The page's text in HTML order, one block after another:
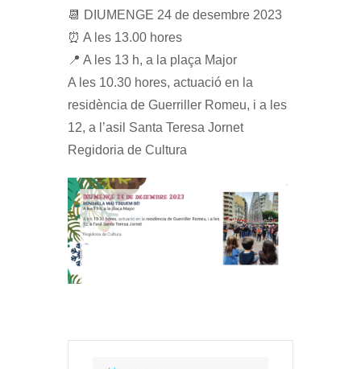
📆 DIUMENGE 24 de desembre 2023
⏰ A les 13.00 hores
📍 A les 13 h, a la plaça Major
A les 10.30 hores, actuació en la
residència de Guerriller Romeu, i a les
12, a l’asil Santa Teresa Jornet
Regidoria de Cultura